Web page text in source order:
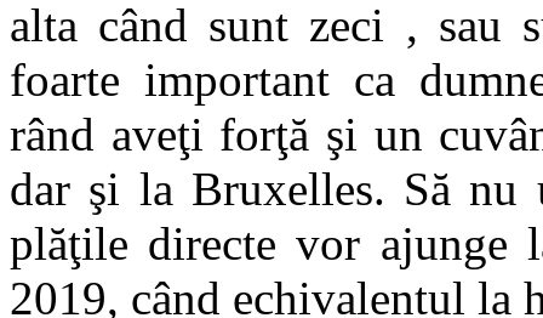
alta când sunt zeci , sau
foarte important ca
rând aveţi forţă şi un
dar şi la Bruxelles. Să nu
plăţile directe vor ajunge
2019, când echivalentul la